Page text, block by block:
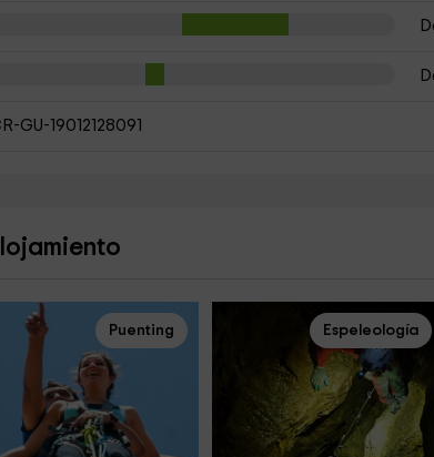
GU-19012128091
Puenting Espeleología